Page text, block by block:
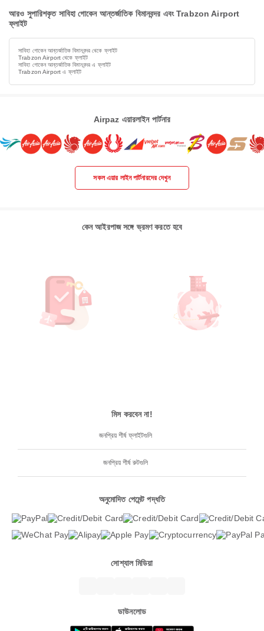
আরও সুপারিশকৃত সাবিহা গোকেন আন্তর্জাতিক বিমানবন্দর এবং Trabzon Airport
ফ্লাইট
সাবিহা গোকেন আন্তর্জাতিক বিমানবন্দর থেকে ফ্লাইট
Trabzon Airport থেকে ফ্লাইট
সাবিহা গোকেন আন্তর্জাতিক বিমানবন্দর এ ফ্লাইট
Trabzon Airport এ ফ্লাইট
Airpaz এয়ারলাইন পার্টনার
সকল এয়ার লাইন পার্টনারদের দেখুন
কেন আইরপাজ সঙ্গে ভ্রমণ করতে হবে
মিস করবেন না!
জনপ্রিয় শীর্ষ ফ্লাইটগুলি
জনপ্রিয় শীর্ষ রুটগুলি
অনুমোদিত পেমেন্ট পদ্ধতি
সোশ্যাল মিডিয়া
ডাউনলোড